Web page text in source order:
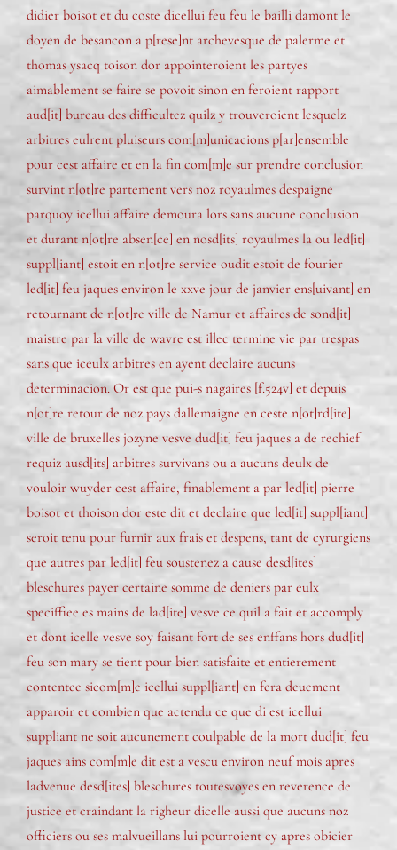
didier boisot et du coste dicellui feu feu le bailli damont le
doyen de besancon a p[rese]nt archevesque de palerme et
thomas ysacq toison dor appointeroient les partyes
aimablement se faire se povoit sinon en feroient rapport
aud[it] bureau des difficultez quilz y trouveroient lesquelz
arbitres eulrent pluiseurs com[m]unicacions p[ar]ensemble
pour cest affaire et en la fin com[m]e sur prendre conclusion
survint n[ot]re partement vers noz royaulmes despaigne
parquoy icellui affaire demoura lors sans aucune conclusion
et durant n[ot]re absen[ce] en nosd[its] royaulmes la ou led[it]
suppl[iant] estoit en n[ot]re service oudit estoit de fourier
led[it] feu jaques environ le xxve jour de janvier ens[uivant] en
retournant de n[ot]re ville de Namur et affaires de sond[it]
maistre par la ville de wavre est illec termine vie par trespas
sans que iceulx arbitres en ayent declaire aucuns
determinacion. Or est que pui-s nagaires [f.524v] et depuis
n[ot]re retour de noz pays dallemaigne en ceste n[ot]rd[ite]
ville de bruxelles jozyne vesve dud[it] feu jaques a de rechief
requiz ausd[its] arbitres survivans ou a aucuns deulx de
vouloir wuyder cest affaire, finablement a par led[it] pierre
boisot et thoison dor este dit et declaire que led[it] suppl[iant]
seroit tenu pour furnir aux frais et despens, tant de cyrurgiens
que autres par led[it] feu soustenez a cause desd[ites]
bleschures payer certaine somme de deniers par eulx
speciffiee es mains de lad[ite] vesve ce quil a fait et accomply
et dont icelle vesve soy faisant fort de ses enffans hors dud[it]
feu son mary se tient pour bien satisfaite et entierement
contentee sicom[m]e icellui suppl[iant] en fera deuement
apparoir et combien que actendu ce que di est icellui
suppliant ne soit aucunement coulpable de la mort dud[it] feu
jaques ains com[m]e dit est a vescu environ neuf mois apres
ladvenue desd[ites] bleschures toutesvoyes en reverence de
justice et craindant la righeur dicelle aussi que aucuns noz
officiers ou ses malvueillans lui pourroient cy apres obicier